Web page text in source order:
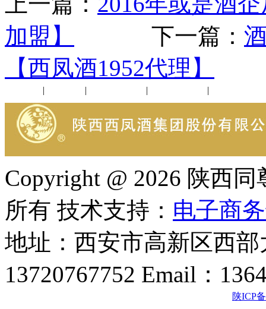
加盟】
下一篇：
【西凤酒1952代理】
| | | |
Copyright @ 2026 陕西
所有 技术支持： 电子商
地址：西安市高新区西
13720767752 Email：
陕ICP